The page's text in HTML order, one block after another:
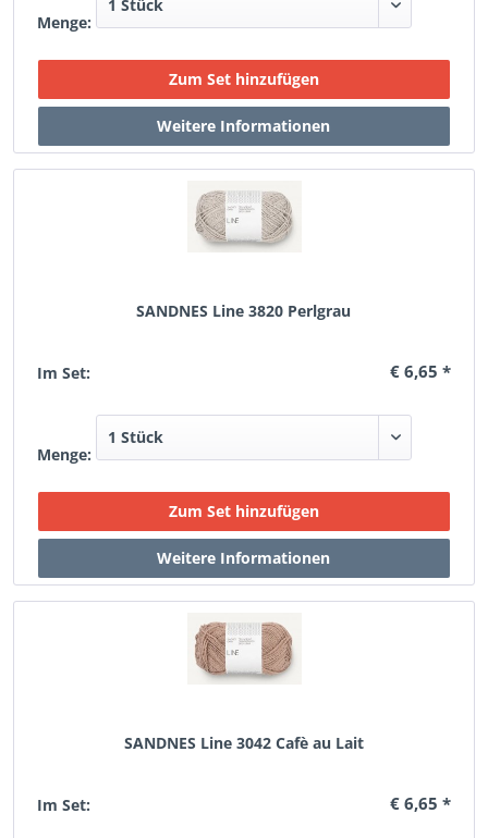
Menge:
SANDNES Line 3820 Perlgrau
Im Set: € 6,65 *
Menge:
SANDNES Line 3042 Cafè au Lait
Im Set: € 6,65 *